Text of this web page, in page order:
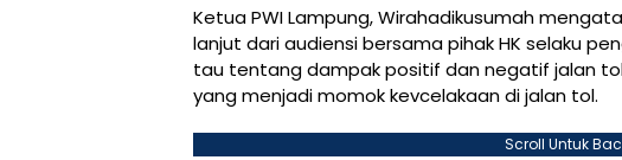
Ketua PWI Lampung, Wirahadikusumah
lanjut dari audiensi bersama pihak HK selaku
tau tentang dampak positif dan negatif jalan tol
yang menjadi momok kevcelakaan di jalan tol.
Scroll Untuk